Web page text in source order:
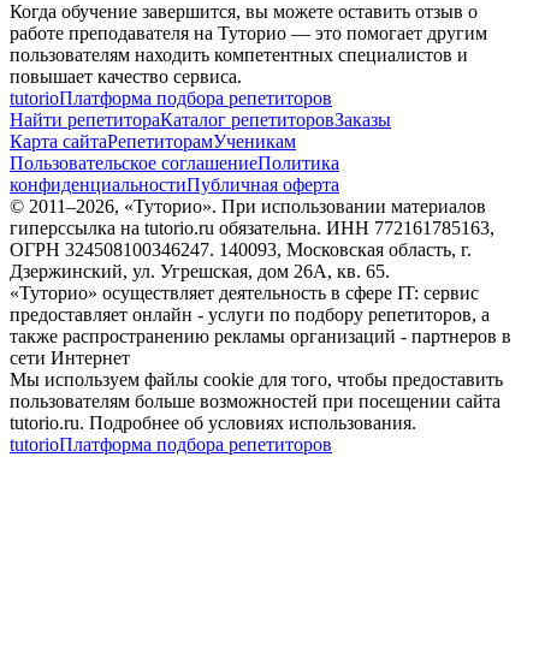
Когда обучение завершится, вы можете оставить отзыв о
работе преподавателя на Туторио — это помогает другим
пользователям находить компетентных специалистов и
повышает качество сервиса.
tutorioПлатформа подбора репетиторов
Найти репетитораКаталог репетиторовЗаказы
Карта сайтаРепетиторамУченикам
Пользовательское соглашениеПолитика
конфиденциальностиПубличная оферта
© 2011–2026, «Туторио». При использовании материалов
гиперссылка на tutorio.ru обязательна. ИНН 772161785163,
ОГРН 324508100346247. 140093, Московская область, г.
Дзержинский, ул. Угрешская, дом 26А, кв. 65.
«Туторио» осуществляет деятельность в сфере IT: сервис
предоставляет онлайн - услуги по подбору репетиторов, а
также распространению рекламы организаций - партнеров в
сети Интернет
Мы используем файлы cookie для того, чтобы предоставить
пользователям больше возможностей при посещении сайта
tutorio.ru. Подробнее об условиях использования.
tutorioПлатформа подбора репетиторов